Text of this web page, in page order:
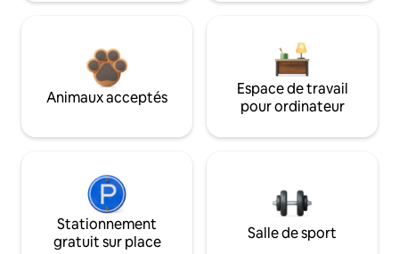
Animaux acceptés
Espace de travail
pour ordinateur
Stationnement
gratuit sur place
Salle de sport